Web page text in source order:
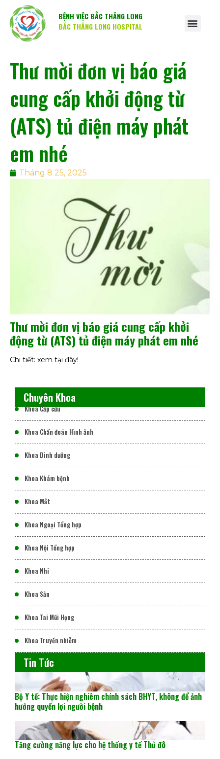
BỆNH VIỆC BẮC THĂNG LONG
BẮC THĂNG LONG HOSPITAL
Thư mời đơn vị báo giá
cung cấp khởi động từ
(ATS) tủ điện máy phát
em nhé
Tháng 8 25, 2025
Thư mời đơn vị báo giá cung cấp khởi
động từ (ATS) tủ điện máy phát em nhé
Chi tiết: xem tại đây!
Chuyên Khoa
Khoa Cấp cứu
Khoa Chẩn đoán Hình ảnh
Khoa Dinh dưỡng
Khoa Khám bệnh
Khoa Mắt
Khoa Ngoại Tổng hợp
Khoa Nội Tổng hợp
Khoa Nhi
Khoa Sản
Khoa Tai Mũi Họng
Khoa Truyền nhiễm
Tin Tức
Bộ Y tế: Thực hiện nghiêm chính sách BHYT, không để ảnh
hưởng quyền lợi người bệnh
Tăng cường năng lực cho hệ thống y tế Thủ đô